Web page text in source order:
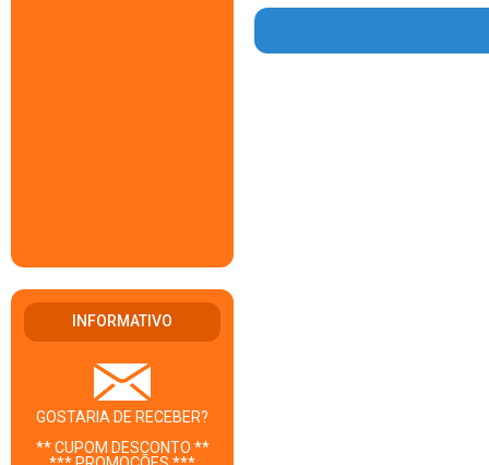
INFORMATIVO
GOSTARIA DE RECEBER?
** CUPOM DESCONTO **